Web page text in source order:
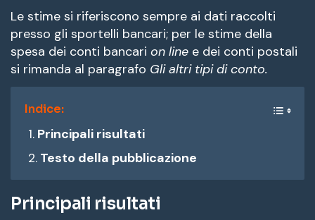
Le stime si riferiscono sempre ai dati raccolti
presso gli sportelli bancari; per le stime della
spesa dei conti bancari on line e dei conti postali
si rimanda al paragrafo Gli altri tipi di conto.
Indice:
Principali risultati
Testo della pubblicazione
Principali risultati